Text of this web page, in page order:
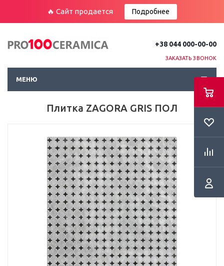
🔥 Сайт продается Подробнее
+38 044 000-00-00
ЗАКАЗАТЬ ЗВОНОК
МЕНЮ
Плитка ZAGORA GRIS ПОЛ